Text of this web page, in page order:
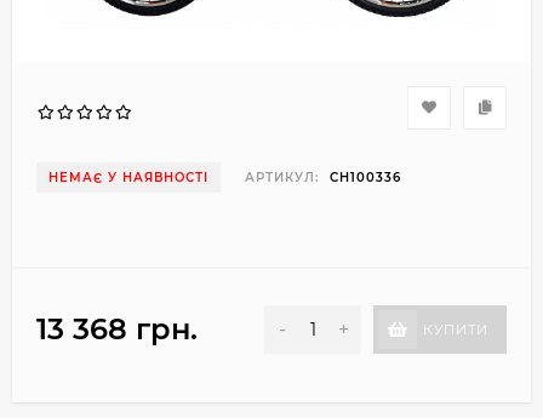
НЕМАЄ У НАЯВНОСТІ АРТИКУЛ: CH100336
13 368 грн. - + КУПИТИ